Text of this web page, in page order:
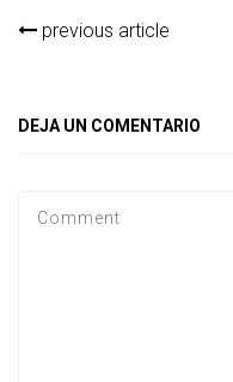
previous article
DEJA UN COMENTARIO